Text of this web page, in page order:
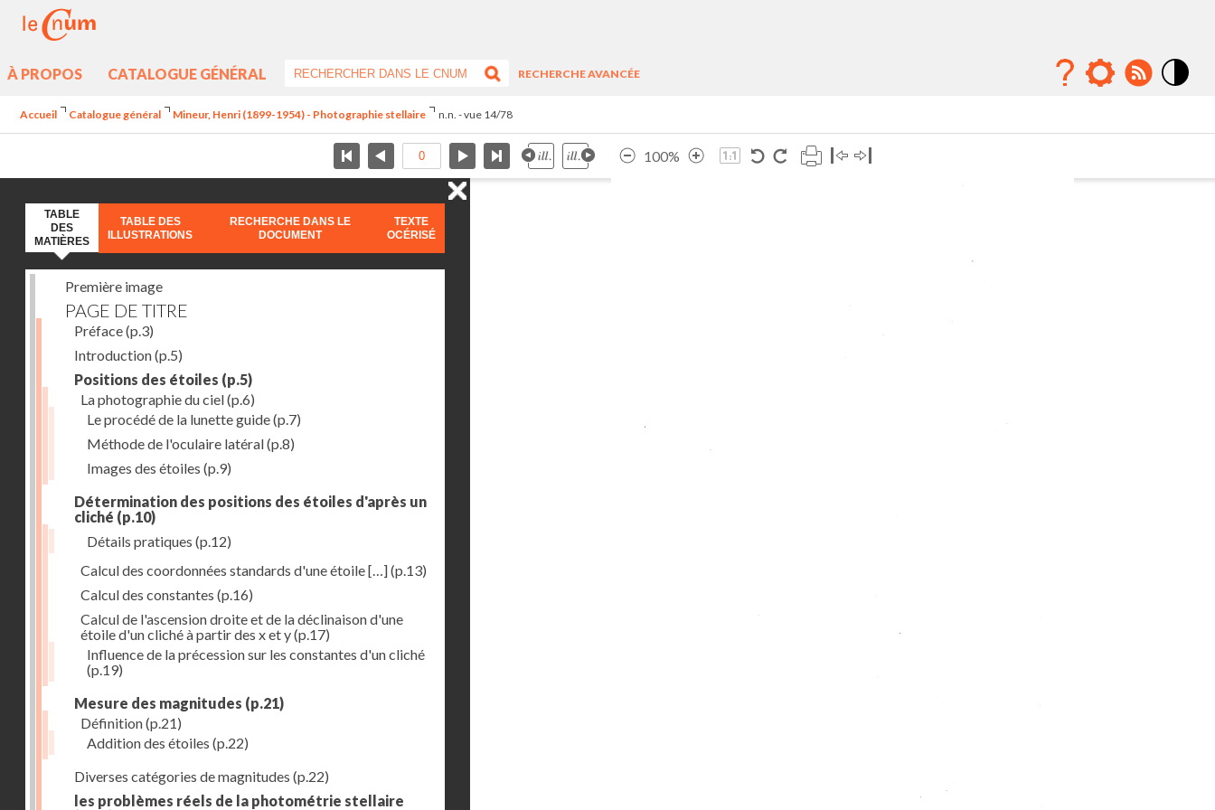
À PROPOS CATALOGUE GÉNÉRAL
RECHERCHE AVANCÉE
Accueil Catalogue général Mineur, Henri (1899-1954) - Photographie stellaire n.n. - vue 14/78
100%
TABLE
DES
MATIÈRES
TABLE DES
ILLUSTRATIONS
RECHERCHE DANS LE
DOCUMENT
TEXTE
OCÉRISÉ
Première image
PAGE DE TITRE
Préface(p.3)
Introduction(p.5)
Positions des étoiles (p.5)
La photographie du ciel(p.6)
Le procédé de la lunette guide(p.7)
Méthode de l'oculaire latéral(p.8)
Images des étoiles (p.9)
Détermination des positions des étoiles d'après un
cliché (p.10)
Détails pratiques (p.12)
Calcul des coordonnées standards d'une étoile […](p.13)
Calcul des constantes (p.16)
Calcul de l'ascension droite et de la déclinaison d'une
étoile d'un cliché à partir des x et y(p.17)
Influence de la précession sur les constantes d'un cliché
(p.19)
Mesure des magnitudes (p.21)
Définition(p.21)
Addition des étoiles (p.22)
Diverses catégories de magnitudes (p.22)
les problèmes réels de la photométrie stellaire